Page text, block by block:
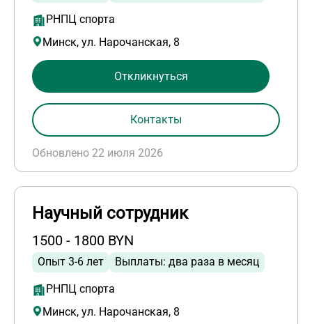
РНПЦ спорта
Минск, ул. Нарочанская, 8
Обновлено 22 июля 2026
Откликнуться
Контакты
Научный сотрудник
1500 - 1800 BYN
Опыт 3-6 лет Выплаты: два раза в месяц
РНПЦ спорта
Минск, ул. Нарочанская, 8